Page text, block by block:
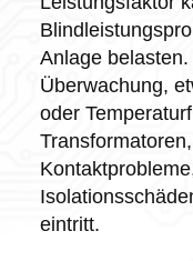
Anlage
Überwachung,
oder
eintritt.